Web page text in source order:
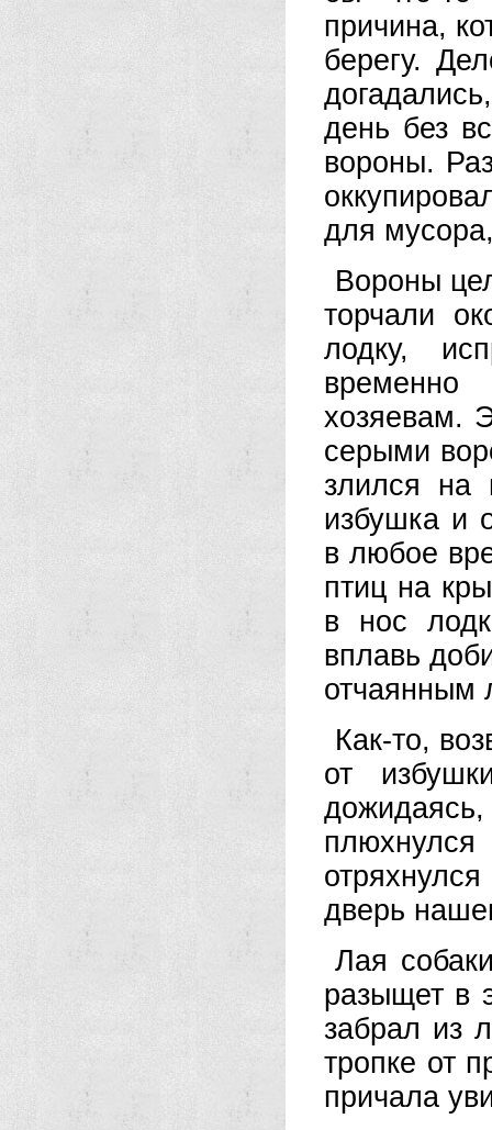
причина,
берегу.
день без
вороны.
для
Вороны
торчали
лодку,
временно
хозяевам.
серыми
злился на
избушка и
в любое
птиц на
в нос
вплавь
отчаянным
Как-то,
от
дверь
Лая
разыщет в
забрал из
тропке от
причала